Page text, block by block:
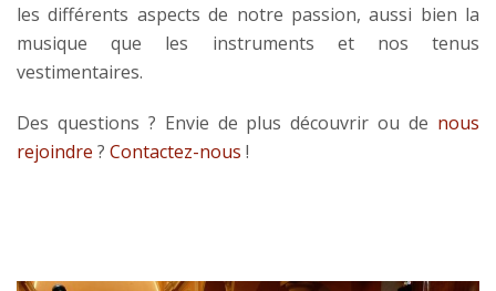
les différents aspects de notre passion, aussi bien la
musique que les instruments et nos tenus
vestimentaires.
Des questions ? Envie de plus découvrir ou de nous
rejoindre ? Contactez-nous !